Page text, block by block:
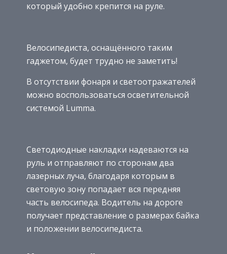
который удобно крепится на руле.
Велосипедиста, оснащённого таким
гаджетом, будет трудно не заметить!
В отсутствии фонаря и светоотражателей
можно воспользоваться осветительной
системой Lumma.
Светодиодные накладки надеваются на
руль и отправляют по сторонам два
лазерных луча, благодаря которым в
световую зону попадает вся передняя
часть велосипеда. Водитель на дороге
получает представление о размерах байка
и положении велосипедиста.